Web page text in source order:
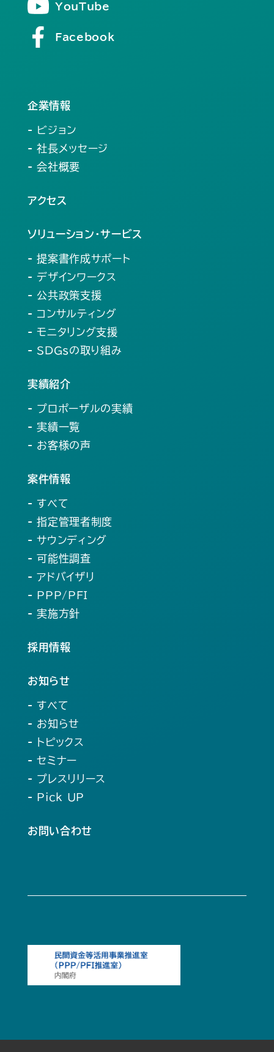
YouTube
Facebook
企業情報
- ビジョン
- 社長メッセージ
- 会社概要
アクセス
ソリューション・サービス
- 提案書作成サポート
- デザインワークス
- 公共政策支援
- コンサルティング
- モニタリング支援
- SDGsの取り組み
実績紹介
- プロポーザルの実績
- 実績一覧
- お客様の声
案件情報
- すべて
- 指定管理者制度
- サウンディング
- 可能性調査
- アドバイザリ
- PPP/PFI
- 実施方針
採用情報
お知らせ
- すべて
- お知らせ
- トピックス
- セミナー
- プレスリリース
- Pick UP
お問い合わせ